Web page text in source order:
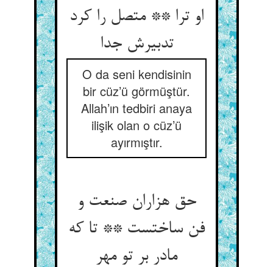
او ترا ** متصل را کرد
تدبیرش جدا
O da seni kendisinin
bir cüz’ü görmüştür.
Allah’ın tedbiri anaya
ilişik olan o cüz’ü
ayırmıştır.
حق هزاران صنعت و
فن ساختست ** تا که
مادر بر تو مهر